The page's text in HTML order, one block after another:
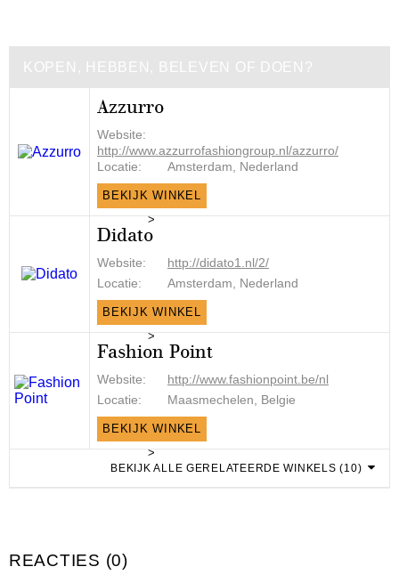
KOPEN, HEBBEN, BELEVEN OF DOEN?
Azzurro
Website:
http://www.azzurrofashiongroup.nl/azzurro/
Locatie:
Amsterdam, Nederland
BEKIJK WINKEL
>
Didato
Website:
http://didato1.nl/2/
Locatie:
Amsterdam, Nederland
BEKIJK WINKEL
>
Fashion Point
Website:
http://www.fashionpoint.be/nl
Locatie:
Maasmechelen, Belgie
BEKIJK WINKEL
>
BEKIJK ALLE GERELATEERDE WINKELS (10)
REACTIES (0)